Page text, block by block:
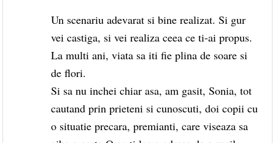
Un scenariu adevarat si bine realizat. Si gur
vei castiga, si vei realiza ceea ce ti-ai propus.
La multi ani, viata sa iti fie plina de soare si
de flori.
Si sa nu inchei chiar asa, am gasit, Sonia, tot
cautand prin prieteni si cunoscuti, doi copii cu
o situatie precara, premianti, care viseaza sa